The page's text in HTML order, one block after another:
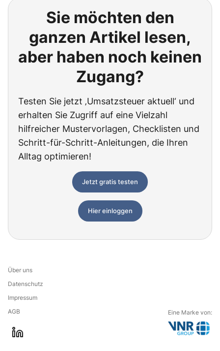
Sie möchten den
ganzen Artikel lesen,
aber haben noch keinen
Zugang?
Testen Sie jetzt ‚Umsatzsteuer aktuell‘ und
erhalten Sie Zugriff auf eine Vielzahl
hilfreicher Mustervorlagen, Checklisten und
Schritt-für-Schritt-Anleitungen, die Ihren
Alltag optimieren!
Jetzt gratis testen
Hier einloggen
Über uns
Datenschutz
Impressum
AGB
Eine Marke von: